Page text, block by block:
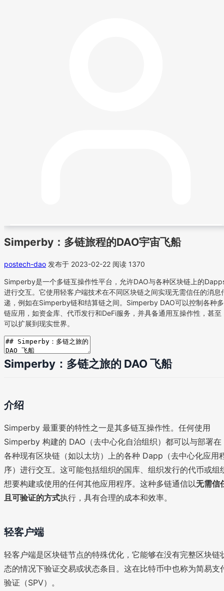
Simperby：多链旅程的DAO宇宙飞船
postech-dao 发布于 2023-02-22 阅读 1370
Simperby是一个多链互操作性平台，允许DAO与各种区块链上的
进行交互。它使用轻客户端技术在不同区块链之间实现无需信任的消息
递，例如在Simperby链和结算链之间。Simperby DAO可以控制各种多
链应用，如资金库、代币发行和DeFi服务，并具备通用互操作性，甚至
可以扩展到现实世界。
Simperby：多链之旅的 DAO 飞船
介绍
Simperby 最重要的特性之一是其多链互操作性。任何使用
Simperby 构建的 DAO（去中心化自治组织）都可以与部署在
各种现有区块链（如以太坊）上的各种 Dapp（去中心化应用
序）进行交互。这可能包括组织的国库、组织发行的代币或组
想要构建或使用的任何其他应用程序。这种多链通信以无需信
且可验证的方式执行，具有合理的成本和效率。
轻客户端
轻客户端是区块链节点的特殊优化，它能够在没有完整区块链
态的情况下验证交易或状态条目。这在比特币中也称为简易支
验证（SPV）。